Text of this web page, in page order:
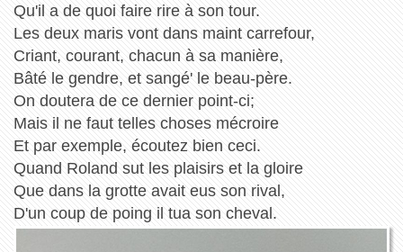
Qu'il a de quoi faire rire à son tour.
Les deux maris vont dans maint carrefour,
Criant, courant, chacun à sa manière,
Bâté le gendre, et sangé' le beau-père.
On doutera de ce dernier point-ci;
Mais il ne faut telles choses mécroire
Et par exemple, écoutez bien ceci.
Quand Roland sut les plaisirs et la gloire
Que dans la grotte avait eus son rival,
D'un coup de poing il tua son cheval.